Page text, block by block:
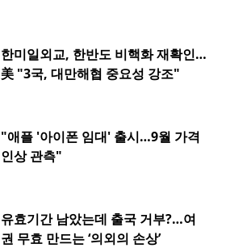
한미일외교, 한반도 비핵화 재확인…
美 "3국, 대만해협 중요성 강조"
"애플 '아이폰 임대' 출시…9월 가격
인상 관측"
유효기간 남았는데 출국 거부?…여
권 무효 만드는 ‘의외의 손상’